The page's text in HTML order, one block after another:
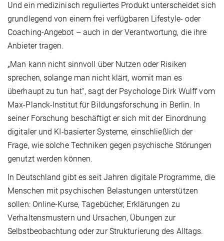
Und ein medizinisch reguliertes Produkt unterscheidet sich
grundlegend von einem frei verfügbaren Lifestyle- oder
Coaching-Angebot – auch in der Verantwortung, die ihre
Anbieter tragen.
„Man kann nicht sinnvoll über Nutzen oder Risiken
sprechen, solange man nicht klärt, womit man es
überhaupt zu tun hat“, sagt der Psychologe Dirk Wulff vom
Max-Planck-Institut für Bildungsforschung in Berlin. In
seiner Forschung beschäftigt er sich mit der Einordnung
digitaler und KI-basierter Systeme, einschließlich der
Frage, wie solche Techniken gegen psychische Störungen
genutzt werden können.
In Deutschland gibt es seit Jahren digitale Programme, die
Menschen mit psychischen Belastungen unterstützen
sollen: Online-Kurse, Tagebücher, Erklärungen zu
Verhaltensmustern und Ursachen, Übungen zur
Selbstbeobachtung oder zur Strukturierung des Alltags.